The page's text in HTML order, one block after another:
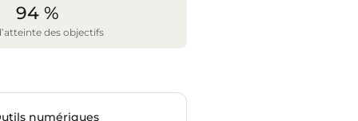
94 %
des objectifs
numériques